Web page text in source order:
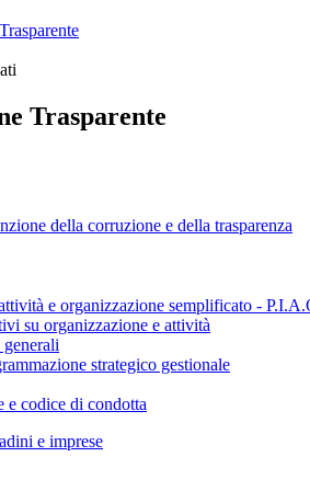
Trasparente
della corruzione e della trasparenza
e organizzazione semplificato -
su organizzazione e attività
strategico gestionale
e codice di condotta
e imprese